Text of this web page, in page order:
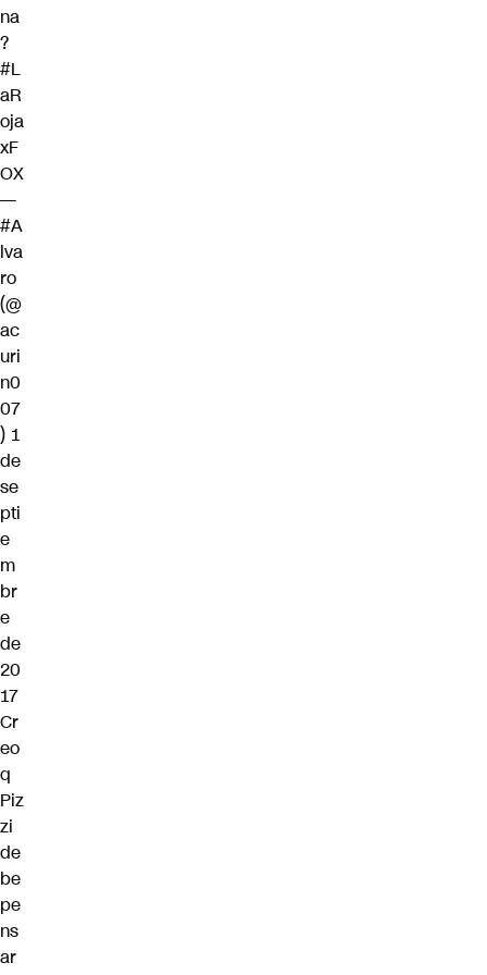
na
?
#L
aR
oja
xF
OX
—
#A
lva
ro
(@
ac
uri
n0
07
) 1
de
se
pti
e
m
br
e
de
20
17
Cr
eo
q
Piz
zi
de
be
pe
ns
ar